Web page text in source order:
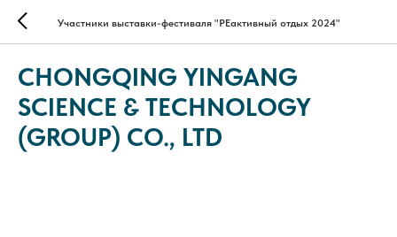
Участники выставки-фестиваля "РЕактивный отдых 2024"
CHONGQING YINGANG
SCIENCE & TECHNOLOGY
(GROUP) CO., LTD